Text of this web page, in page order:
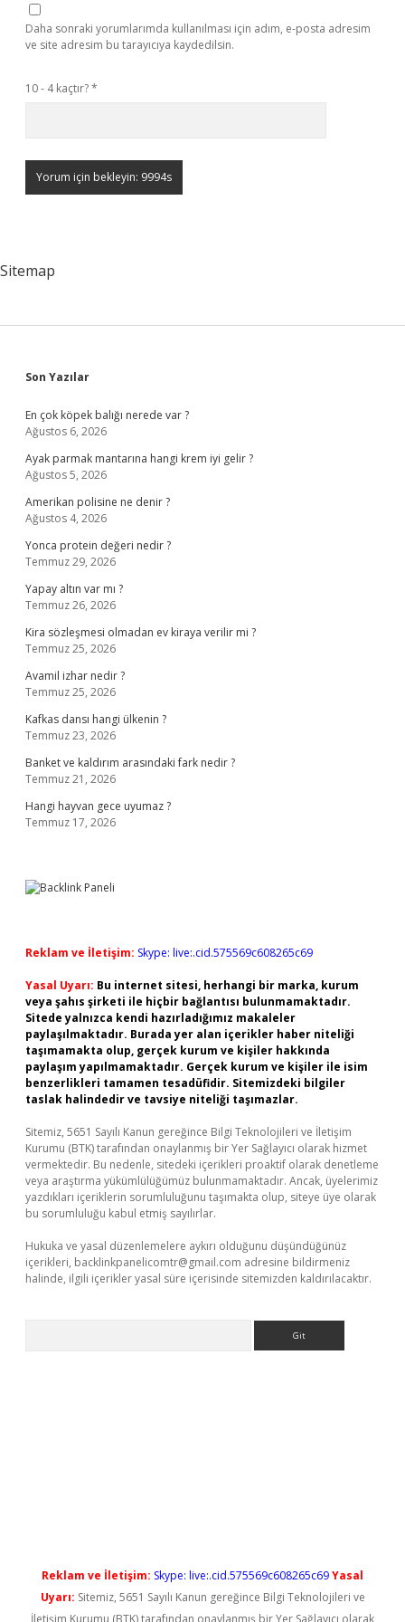
Daha sonraki yorumlarımda kullanılması için adım, e-posta adresim
ve site adresim bu tarayıcıya kaydedilsin.
10 - 4 kaçtır?*
Sitemap
Sidebar
Son Yazılar
En çok köpek balığı nerede var ?
Ağustos 6, 2026
Ayak parmak mantarına hangi krem iyi gelir ?
Ağustos 5, 2026
Amerikan polisine ne denir ?
Ağustos 4, 2026
Yonca protein değeri nedir ?
Temmuz 29, 2026
Yapay altın var mı ?
Temmuz 26, 2026
Kira sözleşmesi olmadan ev kiraya verilir mi ?
Temmuz 25, 2026
Avamil izhar nedir ?
Temmuz 25, 2026
Kafkas dansı hangi ülkenin ?
Temmuz 23, 2026
Banket ve kaldırım arasındaki fark nedir ?
Temmuz 21, 2026
Hangi hayvan gece uyumaz ?
Temmuz 17, 2026
Reklam ve İletişim: Skype: live:.cid.575569c608265c69
Yasal Uyarı: Bu internet sitesi, herhangi bir marka, kurum
veya şahıs şirketi ile hiçbir bağlantısı bulunmamaktadır.
Sitede yalnızca kendi hazırladığımız makaleler
paylaşılmaktadır. Burada yer alan içerikler haber niteliği
taşımamakta olup, gerçek kurum ve kişiler hakkında
paylaşım yapılmamaktadır. Gerçek kurum ve kişiler ile isim
benzerlikleri tamamen tesadüfidir. Sitemizdeki bilgiler
taslak halindedir ve tavsiye niteliği taşımazlar.
Sitemiz, 5651 Sayılı Kanun gereğince Bilgi Teknolojileri ve İletişim
Kurumu (BTK) tarafından onaylanmış bir Yer Sağlayıcı olarak hizmet
vermektedir. Bu nedenle, sitedeki içerikleri proaktif olarak denetleme
veya araştırma yükümlülüğümüz bulunmamaktadır. Ancak, üyelerimiz
yazdıkları içeriklerin sorumluluğunu taşımakta olup, siteye üye olarak
bu sorumluluğu kabul etmiş sayılırlar.
Hukuka ve yasal düzenlemelere aykırı olduğunu düşündüğünüz
içerikleri, backlinkpanelicomtr@gmail.com adresine bildirmeniz
halinde, ilgili içerikler yasal süre içerisinde sitemizden kaldırılacaktır.
Reklam ve İletişim: Skype: live:.cid.575569c608265c69Yasal
Uyarı: Sitemiz, 5651 Sayılı Kanun gereğince Bilgi Teknolojileri ve
İletişim Kurumu (BTK) tarafından onaylanmış bir Yer Sağlayıcı olarak